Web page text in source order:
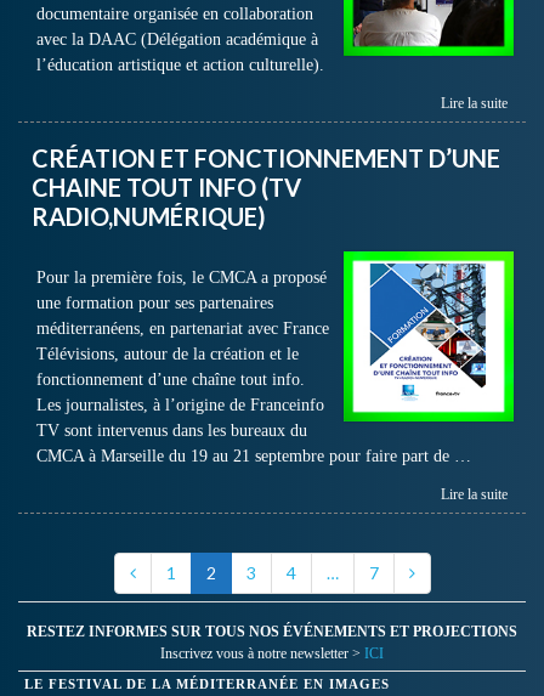
documentaire organisée en collaboration
avec la DAAC (Délégation académique à
l’éducation artistique et action culturelle).
Lire la suite
CRÉATION ET FONCTIONNEMENT D’UNE
CHAINE TOUT INFO (TV
RADIO,NUMÉRIQUE)
Pour la première fois, le CMCA a proposé
une formation pour ses partenaires
méditerranéens, en partenariat avec France
Télévisions, autour de la création et le
fonctionnement d’une chaîne tout info.
Les journalistes, à l’origine de Franceinfo
TV sont intervenus dans les bureaux du
CMCA à Marseille du 19 au 21 septembre pour faire part de …
Lire la suite
1 2 3 4 … 7
RESTEZ INFORMES SUR TOUS NOS ÉVÉNEMENTS ET PROJECTIONS
Inscrivez vous à notre newsletter > ICI
LE FESTIVAL DE LA MÉDITERRANÉE EN IMAGES